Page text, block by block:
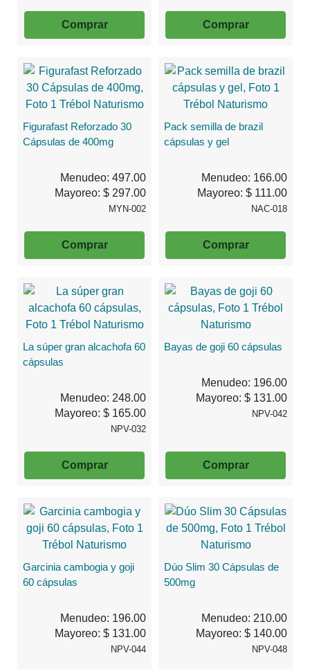
Comprar Comprar
Figurafast Reforzado 30
Cápsulas de 400mg
Menudeo: 497.00
Mayoreo: $ 297.00
MYN-002
Comprar
Pack semilla de brazil
cápsulas y gel
Menudeo: 166.00
Mayoreo: $ 111.00
NAC-018
Comprar
La súper gran alcachofa 60
cápsulas
Menudeo: 248.00
Mayoreo: $ 165.00
NPV-032
Comprar
Bayas de goji 60 cápsulas
Menudeo: 196.00
Mayoreo: $ 131.00
NPV-042
Comprar
Garcinia cambogia y goji
60 cápsulas
Menudeo: 196.00
Mayoreo: $ 131.00
NPV-044
Dúo Slim 30 Cápsulas de
500mg
Menudeo: 210.00
Mayoreo: $ 140.00
NPV-048